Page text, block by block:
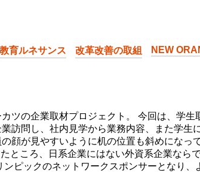
教育ルネサンス 改革改善の取組 NEW
ツの企業取材プロジェクト。 今回は、学
訪問し、社内見学から業務内容、また学生
が見やすいように机の位置も斜めになっ
ところ、日系企業にはない外資系企業な
ピックのネットワークスポンサーとなり